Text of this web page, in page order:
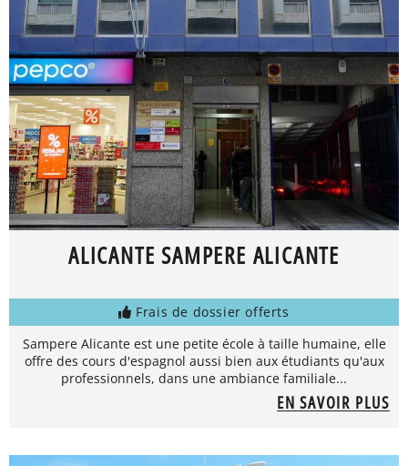
ALICANTE SAMPERE ALICANTE
Frais de dossier offerts
Sampere Alicante est une petite école à taille humaine, elle
offre des cours d'espagnol aussi bien aux étudiants qu'aux
professionnels, dans une ambiance familiale...
EN SAVOIR PLUS